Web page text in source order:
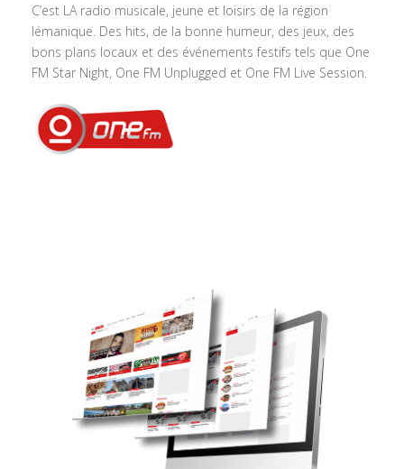
C’est LA radio musicale, jeune et loisirs de la région
lémanique. Des hits, de la bonne humeur, des jeux, des
bons plans locaux et des événements festifs tels que One
FM Star Night, One FM Unplugged et One FM Live Session.